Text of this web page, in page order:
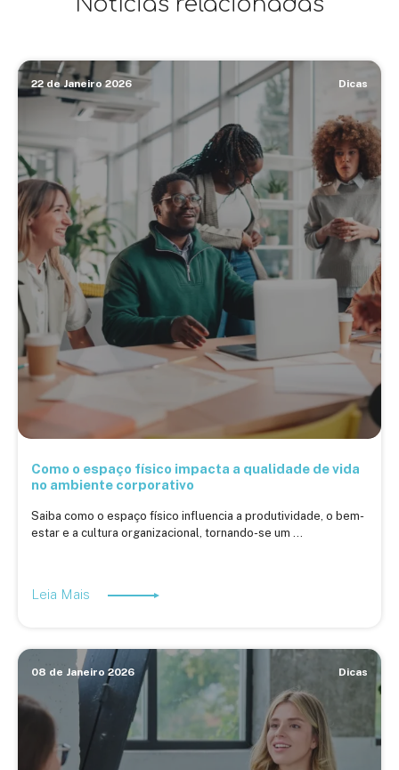
22 de Janeiro 2026 Dicas
Como o espaço físico impacta a qualidade de vida
no ambiente corporativo
Saiba como o espaço físico influencia a produtividade, o bem-
estar e a cultura organizacional, tornando-se um ...
Leia Mais
08 de Janeiro 2026 Dicas